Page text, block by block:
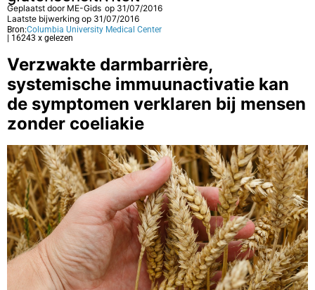
Geplaatst door ME-Gids op 31/07/2016
Laatste bijwerking op 31/07/2016
Bron:Columbia University Medical Center
| 16243 x gelezen
Verzwakte darmbarrière,
systemische immuunactivatie kan
de symptomen verklaren bij mensen
zonder coeliakie